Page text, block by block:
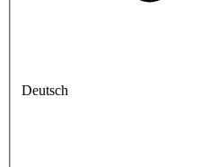
Deutsch